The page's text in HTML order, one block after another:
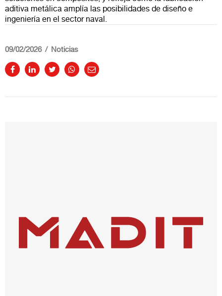
aditiva metálica amplía las posibilidades de diseño e
ingeniería en el sector naval.
09/02/2026 Noticias